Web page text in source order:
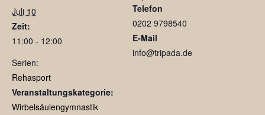
Juli 10
Zeit:
11:00 - 12:00
Serien:
Rehasport
Veranstaltungskategorie:
Wirbelsäulengymnastik
Telefon
0202 9798540
E-Mail
info@tripada.de